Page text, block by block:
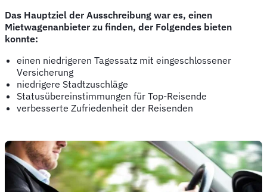
Das Hauptziel der Ausschreibung war es, einen
Mietwagenanbieter zu finden, der Folgendes bieten
konnte:
einen niedrigeren Tagessatz mit eingeschlossener
Versicherung
niedrigere Stadtzuschläge
Statusübereinstimmungen für Top-Reisende
verbesserte Zufriedenheit der Reisenden